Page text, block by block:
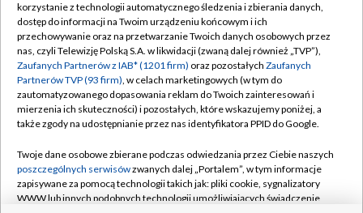
TVP
Abonament TVP
Emisja w TVP
Centrum informacji TVP
Naziemna Telewizja Cyfrowa
Rada Programowa
System NOS
Regulamin TVP
Polityka prywatności
Moje zgody
Pomoc
Kontakt
korzystanie z technologii automatycznego śledzenia i zbierania danych,
dostęp do informacji na Twoim urządzeniu końcowym i ich
przechowywanie oraz na przetwarzanie Twoich danych osobowych przez
nas, czyli Telewizję Polską S.A. w likwidacji (zwaną dalej również „TVP”),
Zaufanych Partnerów z IAB* (1201 firm) oraz pozostałych Zaufanych
Partnerów TVP (93 firm), w celach marketingowych (w tym do
zautomatyzowanego dopasowania reklam do Twoich zainteresowań i
mierzenia ich skuteczności) i pozostałych, które wskazujemy poniżej, a
także zgody na udostępnianie przez nas identyfikatora PPID do Google.
Twoje dane osobowe zbierane podczas odwiedzania przez Ciebie naszych
poszczególnych serwisówzwanych dalej „Portalem”, w tym informacje
zapisywane za pomocą technologii takich jak: pliki cookie, sygnalizatory
WWW lub innych podobnych technologii umożliwiających świadczenie